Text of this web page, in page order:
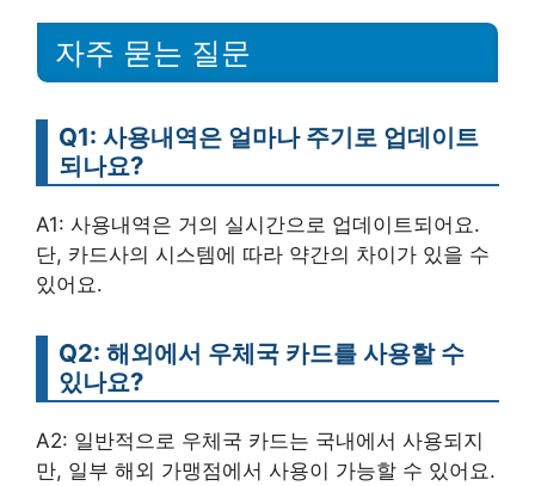
자주 묻는 질문
Q1: 사용내역은 얼마나 주기로 업데이트
되나요?
A1: 사용내역은 거의 실시간으로 업데이트되어요.
단, 카드사의 시스템에 따라 약간의 차이가 있을 수
있어요.
Q2: 해외에서 우체국 카드를 사용할 수
있나요?
A2: 일반적으로 우체국 카드는 국내에서 사용되지
만, 일부 해외 가맹점에서 사용이 가능할 수 있어요.